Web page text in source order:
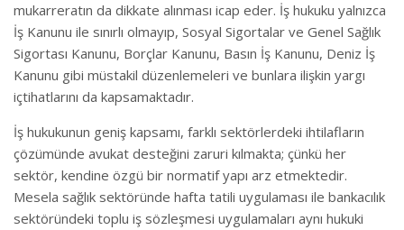
mukarreratın da dikkate alınması icap eder. İş hukuku yalnızca
İş Kanunu ile sınırlı olmayıp, Sosyal Sigortalar ve Genel Sağlık
Sigortası Kanunu, Borçlar Kanunu, Basın İş Kanunu, Deniz İş
Kanunu gibi müstakil düzenlemeleri ve bunlara ilişkin yargı
içtihatlarını da kapsamaktadır.
İş hukukunun geniş kapsamı, farklı sektörlerdeki ihtilafların
çözümünde avukat desteğini zaruri kılmakta; çünkü her
sektör, kendine özgü bir normatif yapı arz etmektedir.
Mesela sağlık sektöründe hafta tatili uygulaması ile bankacılık
sektöründeki toplu iş sözleşmesi uygulamaları aynı hukuki